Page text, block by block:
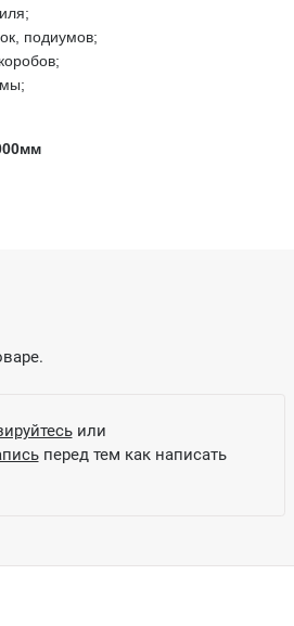
подиумов;
или
перед тем как написать